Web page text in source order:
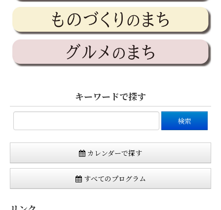
キーワードで探す
カレンダーで探す
すべてのプログラム